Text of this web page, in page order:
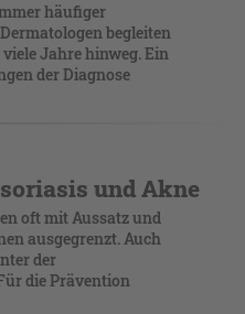
häufiger
begleiten
Jahre hinweg. Ein
der Diagnose
und Akne
oft mit Aussatz und
ausgegrenzt. Auch
der
die Prävention